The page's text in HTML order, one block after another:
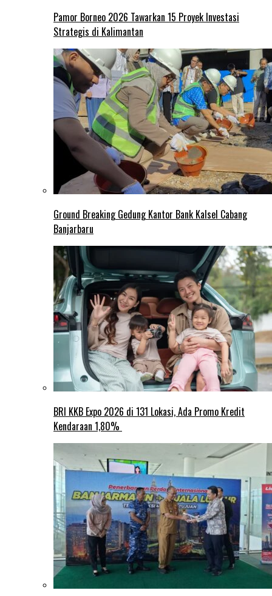
Pamor Borneo 2026 Tawarkan 15 Proyek Investasi
Strategis di Kalimantan
Ground Breaking Gedung Kantor Bank Kalsel Cabang
Banjarbaru
BRI KKB Expo 2026 di 131 Lokasi, Ada Promo Kredit
Kendaraan 1,80%